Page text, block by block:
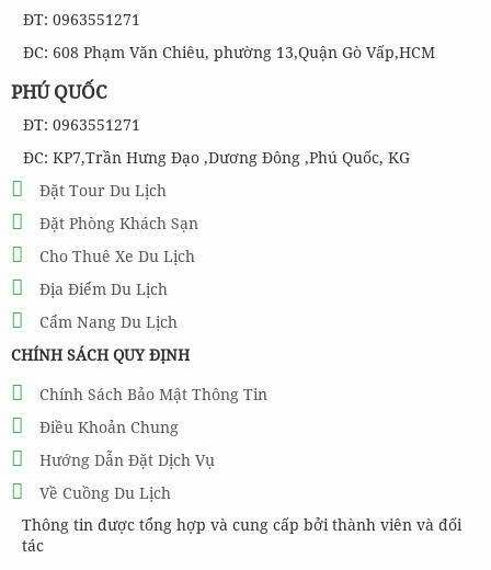
ĐT: 0963551271
ĐC: 608 Phạm Văn Chiêu, phường 13,Quận Gò Vấp,HCM
PHÚ QUỐC
ĐT: 0963551271
ĐC: KP7,Trần Hưng Đạo ,Dương Đông ,Phú Quốc, KG
Đặt Tour Du Lịch
Đặt Phòng Khách Sạn
Cho Thuê Xe Du Lịch
Địa Điểm Du Lịch
Cẩm Nang Du Lịch
CHÍNH SÁCH QUY ĐỊNH
Chính Sách Bảo Mật Thông Tin
Điều Khoản Chung
Hướng Dẫn Đặt Dịch Vụ
Về Cuồng Du Lịch
Thông tin được tổng hợp và cung cấp bởi thành viên và đối
tác